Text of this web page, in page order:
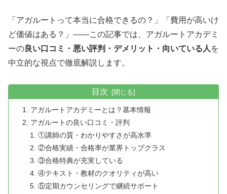
「アガルートって本当に合格できるの？」「費用が高いけ
ど価値はある？」——この記事では、アガルートアカデミ
ーの 良い口コミ・悪い評判・デメリット・向いている人 を
中立的な視点で徹底解説します。
目次
アガルートアカデミーとは？基本情報
アガルートの良い口コミ・評判
①講師の質・わかりやすさが高水準
②合格実績・合格率が業界トップクラス
③合格特典が充実している
④テキスト・教材のクオリティが高い
⑤定期カウンセリングで継続サポート